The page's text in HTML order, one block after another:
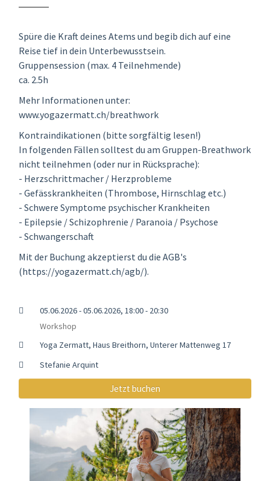
Spüre die Kraft deines Atems und begib dich auf eine
Reise tief in dein Unterbewusstsein.
Gruppensession (max. 4 Teilnehmende)
ca. 2.5h
Mehr Informationen unter:
www.yogazermatt.ch/breathwork
Kontraindikationen (bitte sorgfältig lesen!)
In folgenden Fällen solltest du am Gruppen-Breathwork
nicht teilnehmen (oder nur in Rücksprache):
- Herzschrittmacher / Herzprobleme
- Gefässkrankheiten (Thrombose, Hirnschlag etc.)
- Schwere Symptome psychischer Krankheiten
- Epilepsie / Schizophrenie / Paranoia / Psychose
- Schwangerschaft
Mit der Buchung akzeptierst du die AGB's
(https://yogazermatt.ch/agb/).
05.06.2026 - 05.06.2026, 18:00 - 20:30
Workshop
Yoga Zermatt, Haus Breithorn, Unterer Mattenweg 17
Stefanie Arquint
Jetzt buchen